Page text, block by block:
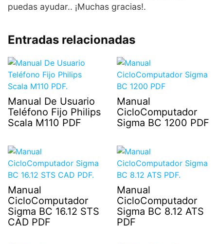
puedas ayudar.. ¡Muchas gracias!.
Entradas relacionadas
Manual De Usuario
Teléfono Fijo Philips
Scala M110 PDF
Manual
CicloComputador
Sigma BC 1200 PDF
Manual
CicloComputador
Sigma BC 16.12 STS
CAD PDF
Manual
CicloComputador
Sigma BC 8.12 ATS
PDF